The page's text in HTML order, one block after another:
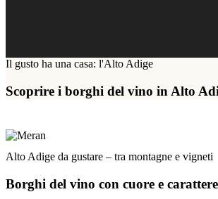
Il gusto ha una casa: l'Alto Adige
Scoprire i borghi del vino in Alto
Alto Adige da gustare – tra montagne e vigneti
Borghi del vino con cuore e carattere